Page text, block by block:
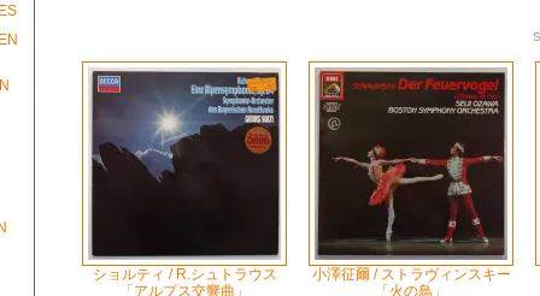
ショルティ / R.シュトラウス
「アルプス交響曲」
小澤征爾 / ストラヴィンスキー
「火の鳥」